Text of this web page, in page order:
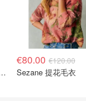
Vergara 联名卫衣
€80.00 €120.00
Sezane 提花毛衣